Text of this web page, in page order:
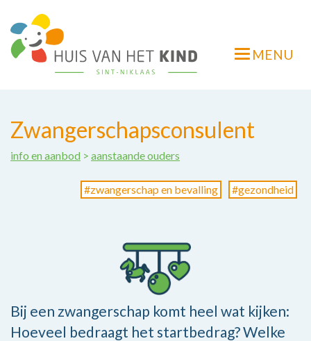
naar
de
Navigatie
MENU
Zwangerschapsconsulent
info en aanbod > aanstaande ouders
gezondheid
zwangerschap en bevalling
Bij een zwangerschap komt heel wat kijken:
Hoeveel bedraagt het startbedrag? Welke